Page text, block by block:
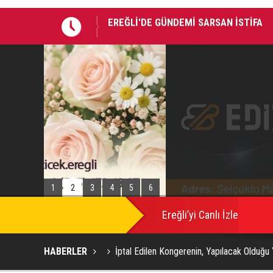
EREĞLİ'DE GÜNDEMİ SARSAN İSTİFA
Takla atan otomobildeki Bedirhan öldü,
1 2 3 4 5 6
Ereğli’yi Canlı İzle
HABERLER İptal Edilen Kongerenin, Yapılacak Olduğu